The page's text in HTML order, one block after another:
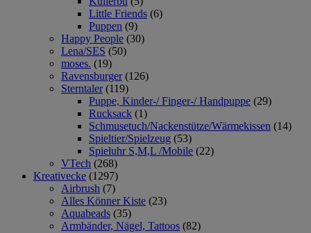
Little Friends (6)
Puppen (9)
Happy People (30)
Lena/SES (50)
moses. (19)
Ravensburger (126)
Sterntaler (119)
Puppe, Kinder-/ Finger-/ Handpuppe (29)
Rucksack (1)
Schmusetuch/Nackenstütze/Wärmekissen (14)
Spieltier/Spielzeug (53)
Spieluhr S,M,L /Mobile (22)
VTech (268)
Kreativecke (1297)
Airbrush (7)
Alles Könner Kiste (23)
Aquabeads (35)
Armbänder, Nägel, Tattoos (82)